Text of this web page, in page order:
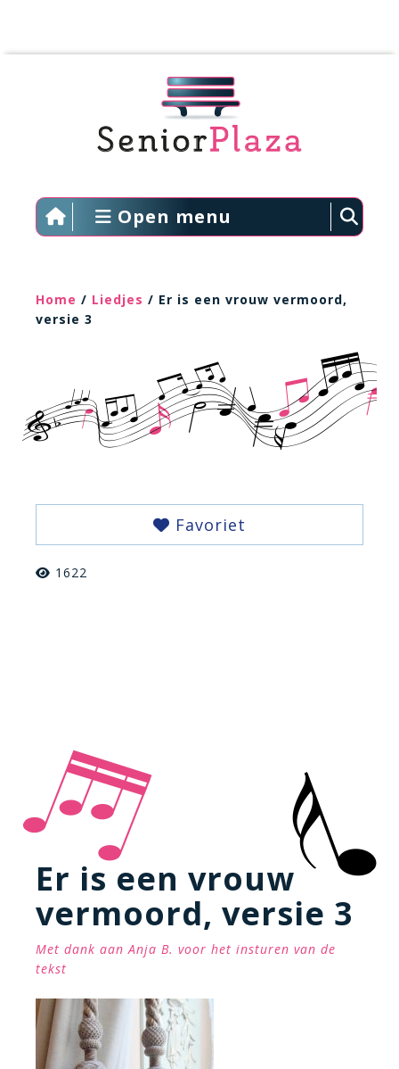
Open menu
Home / Liedjes / Er is een vrouw vermoord,
versie 3
Favoriet
1622
Er is een vrouw
vermoord, versie 3
Met dank aan Anja B. voor het insturen van de
tekst